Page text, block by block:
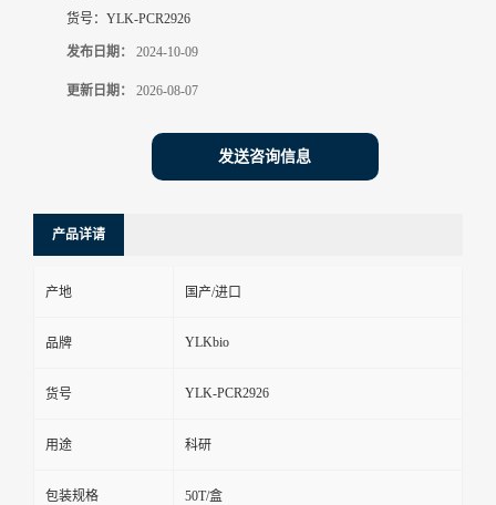
货号： YLK-PCR2926
发布日期： 2024-10-09
更新日期： 2026-08-07
发送咨询信息
产品详请
产地 国产/进口
品牌 YLKbio
货号 YLK-PCR2926
用途 科研
包装规格 50T/盒